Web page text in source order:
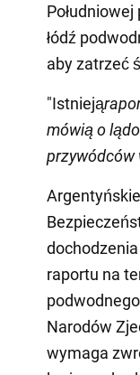
łódź
aby zatrzeć
"Istnieją
mówią o
przywódców
raportu na
Narodów
wymaga